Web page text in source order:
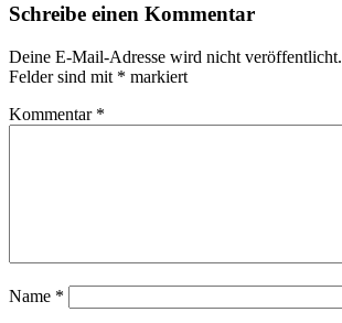
Schreibe einen Kommentar
Deine E-Mail-Adresse wird nicht veröffentlicht.
Felder sind mit * markiert
Kommentar *
Name *